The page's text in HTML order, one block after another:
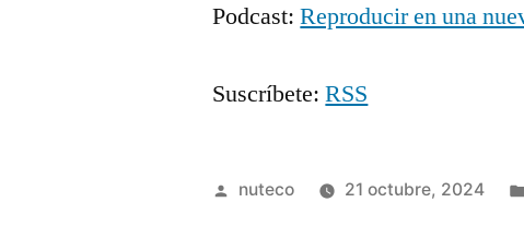
audio
Podcast:Reproducir en una
Suscríbete:RSS
Publicada
nuteco 21 octubre, 2024